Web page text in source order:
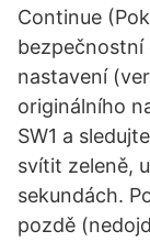
Continue
bezpečnostní
nastavení
originálního
SW1 a
svítit zeleně,
sekundách.
pozdě